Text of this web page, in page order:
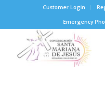
Customer Login
Emergency